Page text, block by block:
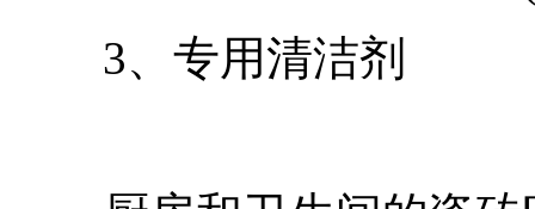
3、专用清洁剂